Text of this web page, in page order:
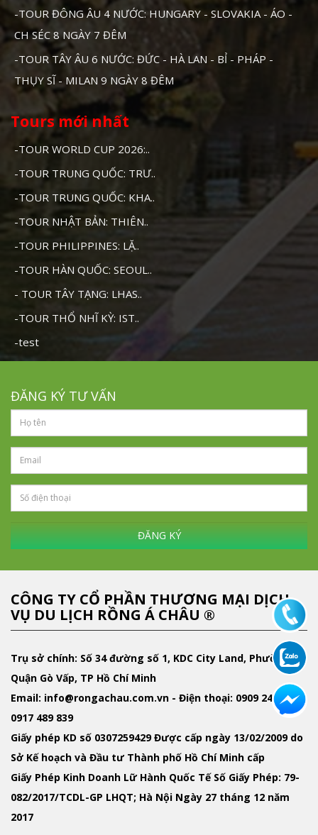
-TOUR ĐÔNG ÂU 4 NƯỚC: HUNGARY - SLOVAKIA - ÁO -
CH SÉC 8 NGÀY 7 ĐÊM
-TOUR TÂY ÂU 6 NƯỚC: ĐỨC - HÀ LAN - BỈ - PHÁP -
THỤY SĨ - MILAN 9 NGÀY 8 ĐÊM
Tours mới nhất
-TOUR WORLD CUP 2026:..
-TOUR TRUNG QUỐC: TRƯ..
-TOUR TRUNG QUỐC: KHA..
-TOUR NHẬT BẢN: THIÊN..
-TOUR PHILIPPINES: LẶ..
-TOUR HÀN QUỐC: SEOUL..
- TOUR TÂY TẠNG: LHAS..
-TOUR THỔ NHĨ KỲ: IST..
-test
ĐĂNG KÝ TƯ VẤN
ĐĂNG KÝ
CÔNG TY CỔ PHẦN THƯƠNG MẠI DỊCH
VỤ DU LỊCH RỒNG Á CHÂU ®
Trụ sở chính: Số 34 đường số 1, KDC City Land, Phường 10,
Quận Gò Vấp, TP Hồ Chí Minh
Email: info@rongachau.com.vn - Điện thoại: 0909 247 243 -
0917 489 839
Giấy phép KD số 0307259429 Được cấp ngày 13/02/2009 do
Sở Kế hoạch và Đầu tư Thành phố Hồ Chí Minh cấp
Giấy Phép Kinh Doanh Lữ Hành Quốc TếSố Giấy Phép: 79-
082/2017/TCDL-GP LHQT; Hà Nội Ngày 27 tháng 12 năm
2017